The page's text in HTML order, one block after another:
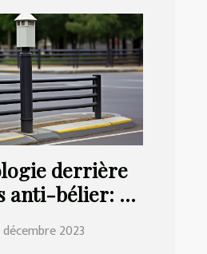
derrière
anti-bélier: un
décembre 2023